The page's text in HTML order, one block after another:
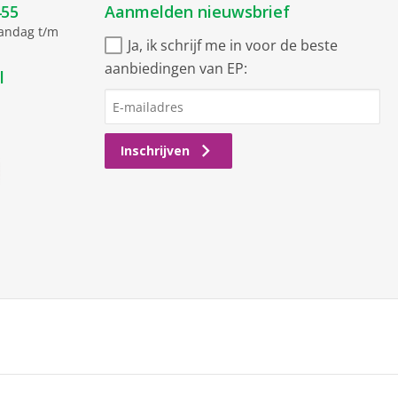
t/m
Aanmelden nieuwsbrief
Ja, ik schrijf me in voor de beste
aanbiedingen van EP:
Inschrijven